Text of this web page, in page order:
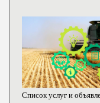
Список услуг и